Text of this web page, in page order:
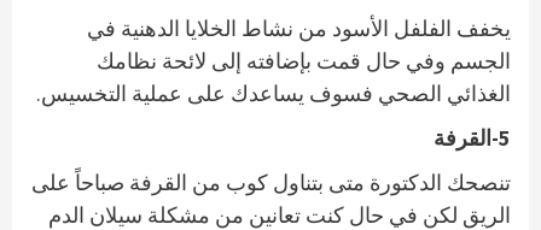
يخفف الفلفل الأسود من نشاط الخلايا الدهنية في
الجسم وفي حال قمت بإضافته إلى لائحة نظامك
الغذائي الصحي فسوف يساعدك على عملية التخسيس.
5-القرفة
تنصحك الدكتورة متى بتناول كوب من القرفة صباحاً على
الريق لكن في حال كنت تعانين من مشكلة سيلان الدم